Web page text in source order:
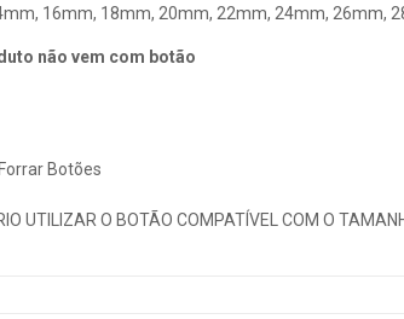
16mm, 18mm, 20mm, 22mm, 24mm, 26mm,
não vem com botão
Botões
UTILIZAR O BOTÃO COMPATÍVEL COM O